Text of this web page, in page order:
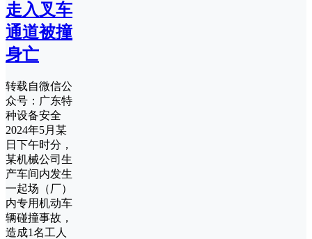
走入叉车
通道被撞
身亡
转载自微信公
众号：广东特
种设备安全
2024年5月某
日下午时分，
某机械公司生
产车间内发生
一起场（厂）
内专用机动车
辆碰撞事故，
造成1名工人